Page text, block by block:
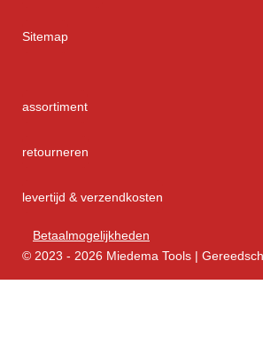
Sitemap
assortiment
retourneren
levertijd & verzendkosten
Betaalmogelijkheden
© 2023 - 2026 Miedema Tools |